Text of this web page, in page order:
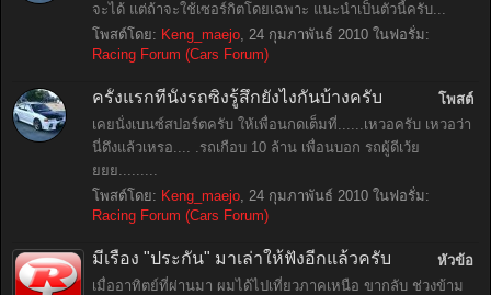
จะได้ แต่ถ้าจะใช้เซอร์กิตโดยเฉพาะ แนะนำเป็นตัวนี้ครับ...
โพสต์โดย: Keng_maejo, 24 กุมภาพันธ์ 2010 ในฟอรั่ม:
Racing Forum (Cars Forum)
โพสต์
ครั้งแรกที่นั้งรถซิ่งรู้สึกยังไงกันบ้างครับ
เคยนั่งเบนซ์สปอร์ตครับ ให้เพื่อนกดเต็มที่......เหวอครับ เหวอว่า
นี่ดึงแล้วเหรอ.... .รถเกือบ 10 ล้าน เพื่อนบอก รถผู้ดีเว้ย
ยยย.........
โพสต์โดย: Keng_maejo, 24 กุมภาพันธ์ 2010 ในฟอรั่ม:
Racing Forum (Cars Forum)
หัวข้อ
มีเรื่อง "ประกัน" มาเล่าให้ฟังอีกแล้วครับ
เมื่ออาทิตย์ที่ผ่านมา ผมได้ไปเที่ยวภาคเหนือ ขากลับ ช่วงข้าม